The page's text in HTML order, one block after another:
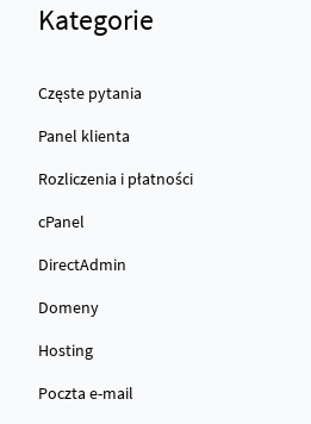
Kategorie
Częste pytania
Panel klienta
Rozliczenia i płatności
cPanel
DirectAdmin
Domeny
Hosting
Poczta e-mail